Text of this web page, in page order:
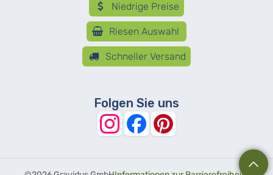
Niedrige Preise
Riesen Auswahl
Schneller Versand
Folgen Sie uns